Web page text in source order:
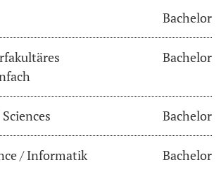
Dozierende
Verifikation
Bachelor
Bachelor
Bachelor
/ Informatik Bachelor